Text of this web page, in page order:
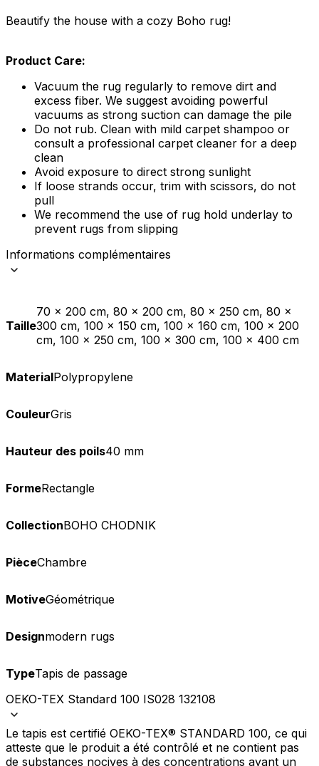
Beautify the house with a cozy Boho rug!
Product Care:
Vacuum the rug regularly to remove dirt and
excess fiber. We suggest avoiding powerful
vacuums as strong suction can damage the pile
Do not rub. Clean with mild carpet shampoo or
consult a professional carpet cleaner for a deep
clean
Avoid exposure to direct strong sunlight
If loose strands occur, trim with scissors, do not
pull
We recommend the use of rug hold underlay to
prevent rugs from slipping
Informations complémentaires
Taille
70 x 200 cm, 80 x 200 cm, 80 x 250 cm, 80 x
300 cm, 100 x 150 cm, 100 x 160 cm, 100 x 200
cm, 100 x 250 cm, 100 x 300 cm, 100 x 400 cm
MaterialPolypropylene
CouleurGris
Hauteur des poils40 mm
FormeRectangle
CollectionBOHO CHODNIK
PièceChambre
MotiveGéométrique
Designmodern rugs
TypeTapis de passage
OEKO-TEX Standard 100 IS028 132108
Le tapis est certifié OEKO-TEX® STANDARD 100, ce qui
atteste que le produit a été contrôlé et ne contient pas
de substances nocives à des concentrations ayant un